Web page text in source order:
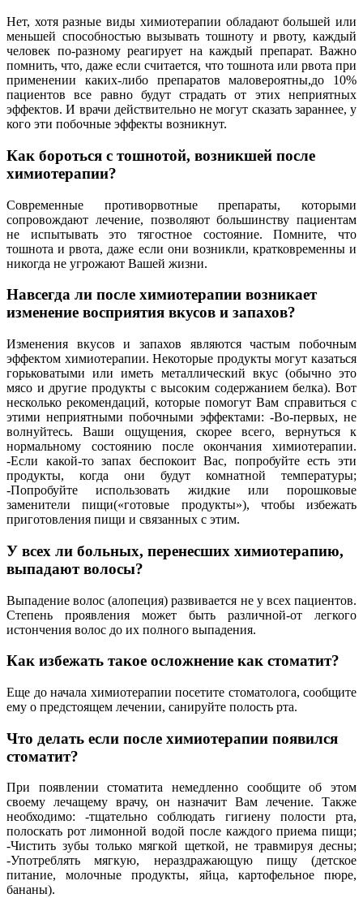
Нет, хотя разные виды химиотерапии обладают большей или
меньшей способностью вызывать тошноту и рвоту, каждый
человек по-разному реагирует на каждый препарат. Важно
помнить, что, даже если считается, что тошнота или рвота при
применении каких-либо препаратов маловероятны,до 10%
пациентов все равно будут страдать от этих неприятных
эффектов. И врачи действительно не могут сказать зараннее, у
кого эти побочные эффекты возникнут.
Как бороться с тошнотой, возникшей после
химиотерапии?
Современные противорвотные препараты, которыми
сопровождают лечение, позволяют большинству пациентам
не испытывать это тягостное состояние. Помните, что
тошнота и рвота, даже если они возникли, кратковременны и
никогда не угрожают Вашей жизни.
Навсегда ли после химиотерапии возникает
изменение восприятия вкусов и запахов?
Изменения вкусов и запахов являются частым побочным
эффектом химиотерапии. Некоторые продукты могут казаться
горьковатыми или иметь металлический вкус (обычно это
мясо и другие продукты с высоким содержанием белка). Вот
несколько рекомендаций, которые помогут Вам справиться с
этими неприятными побочными эффектами: -Во-первых, не
волнуйтесь. Ваши ощущения, скорее всего, вернуться к
нормальному состоянию после окончания химиотерапии.
-Если какой-то запах беспокоит Вас, попробуйте есть эти
продукты, когда они будут комнатной температуры;
-Попробуйте использовать жидкие или порошковые
заменители пищи(«готовые продукты»), чтобы избежать
приготовления пищи и связанных с этим.
У всех ли больных, перенесших химиотерапию,
выпадают волосы?
Выпадение волос (алопеция) развивается не у всех пациентов.
Степень проявления может быть различной-от легкого
истончения волос до их полного выпадения.
Как избежать такое осложнение как стоматит?
Еще до начала химиотерапии посетите стоматолога, сообщите
ему о предстоящем лечении, санируйте полость рта.
Что делать если после химиотерапии появился
стоматит?
При появлении стоматита немедленно сообщите об этом
своему лечащему врачу, он назначит Вам лечение. Также
необходимо: -тщательно соблюдать гигиену полости рта,
полоскать рот лимонной водой после каждого приема пищи;
-Чистить зубы только мягкой щеткой, не травмируя десны;
-Употреблять мягкую, нераздражающую пищу (детское
питание, молочные продукты, яйца, картофельное пюре,
бананы).